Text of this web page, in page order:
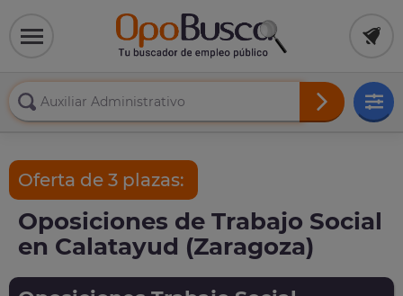
Oferta de 3 plazas:
Oposiciones de Trabajo Social
en Calatayud (Zaragoza)